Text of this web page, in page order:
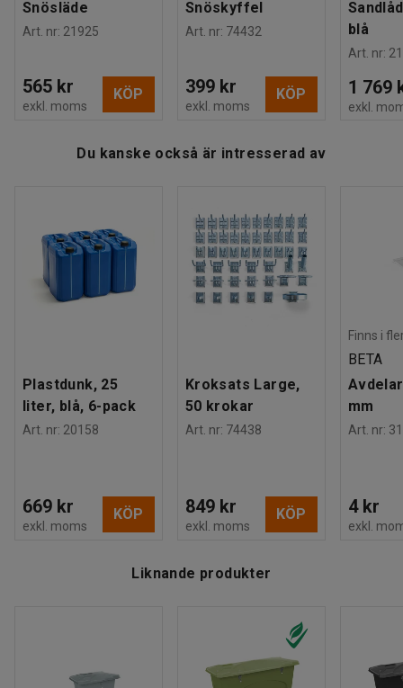
Snösläde
Art. nr: 21925
565 kr
exkl. moms
KÖP
Snöskyffel
Art. nr: 74432
399 kr
exkl. moms
KÖP
blå
Art. nr:
1 769
exkl.
Du kanske också är intresserad av
Plastdunk, 25
liter, blå, 6-pack
Art. nr: 20158
669 kr
exkl. moms
KÖP
Kroksats Large,
50 krokar
Art. nr: 74438
849 kr
exkl. moms
KÖP
Finns i
BETA
mm
Art. nr:
4 kr
exkl.
Liknande produkter